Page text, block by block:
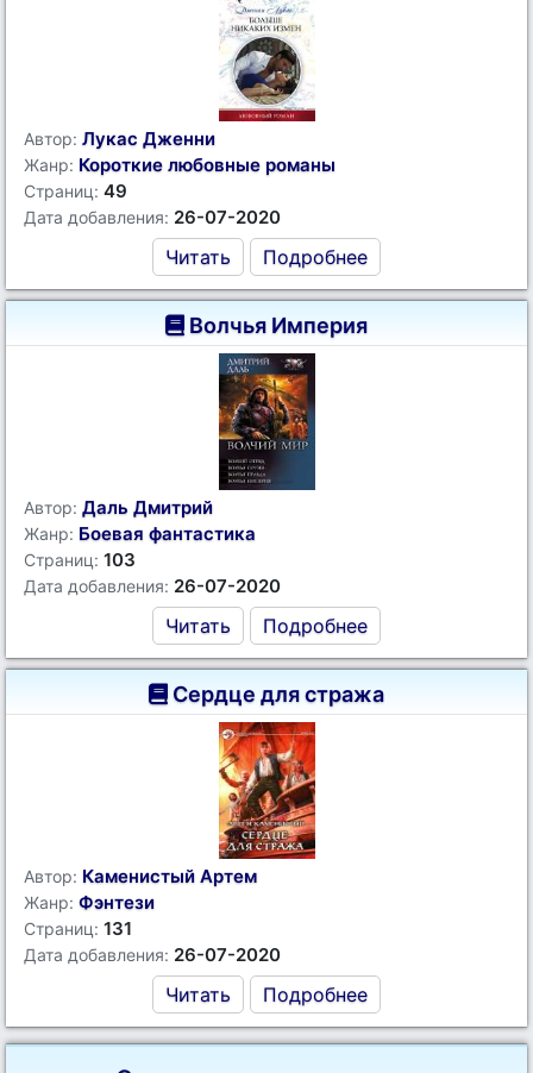
Автор: Лукас Дженни
Жанр: Короткие любовные романы
Страниц: 49
Дата добавления: 26-07-2020
Читать Подробнее
Волчья Империя
Автор: Даль Дмитрий
Жанр: Боевая фантастика
Страниц: 103
Дата добавления: 26-07-2020
Читать Подробнее
Сердце для стража
Автор: Каменистый Артем
Жанр: Фэнтези
Страниц: 131
Дата добавления: 26-07-2020
Читать Подробнее